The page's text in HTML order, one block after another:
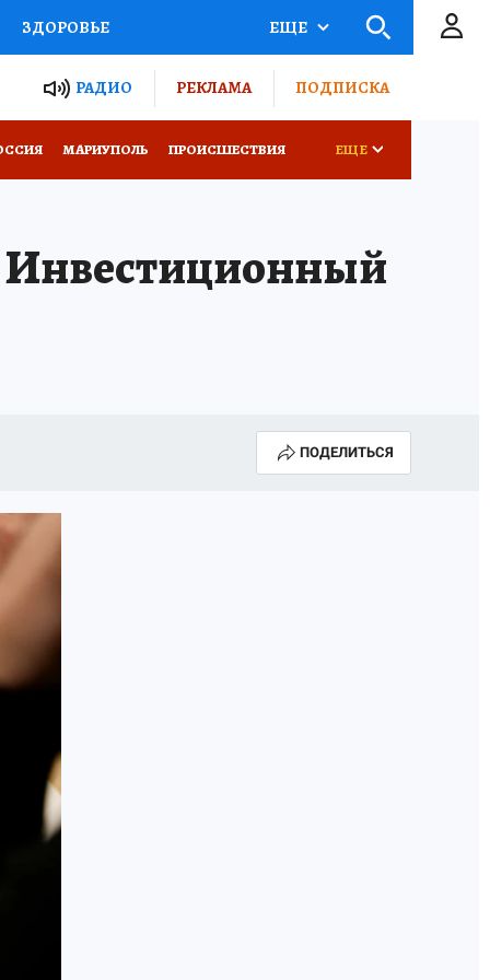
ЗДОРОВЬЕ
РОССИИ
ЕЩЕ
РАДИО РЕКЛАМА ПОДПИСКА
МАРИУПОЛЬ ПРОИСШЕСТВИЯ ЕЩЕ
Инвестиционный
ПОДЕЛИТЬСЯ